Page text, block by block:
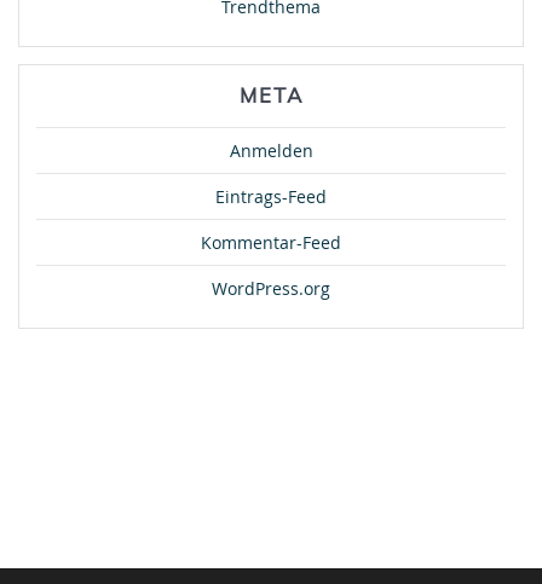
Trendthema
META
Anmelden
Eintrags-Feed
Kommentar-Feed
WordPress.org